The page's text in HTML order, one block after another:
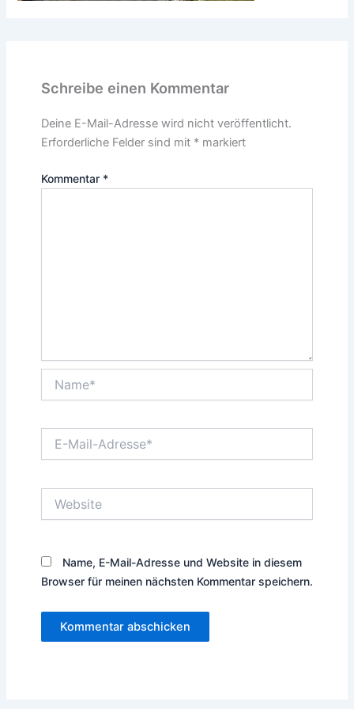
Schreibe einen Kommentar
Deine E-Mail-Adresse wird nicht veröffentlicht.
Erforderliche Felder sind mit *markiert
Kommentar *
Mail-
Name, E-Mail-Adresse und Website in diesem
Browser für meinen nächsten Kommentar speichern.